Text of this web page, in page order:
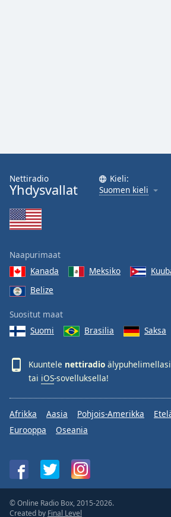
Nettiradio
Yhdysvallat
Kieli:
Suomen kieli
Naapurimaat
Kanada
Meksiko
Belize
Suositut maat
Suomi
Brasilia Saksa
Kuuntele nettiradio
tai iOS-sovelluksella!
Afrikka Aasia Pohjois-Amerikka
Eurooppa
Oseania
© Online Radio Box, 2015-2026.
Created by Final Level